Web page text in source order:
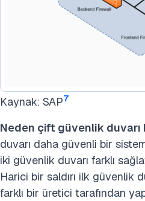
Kaynak: SAP7
Neden çift güvenlik duvarı
duvarı daha güvenli bir
iki güvenlik duvarı farklı
Harici bir saldırı ilk güvenlik
farklı bir üretici tarafından